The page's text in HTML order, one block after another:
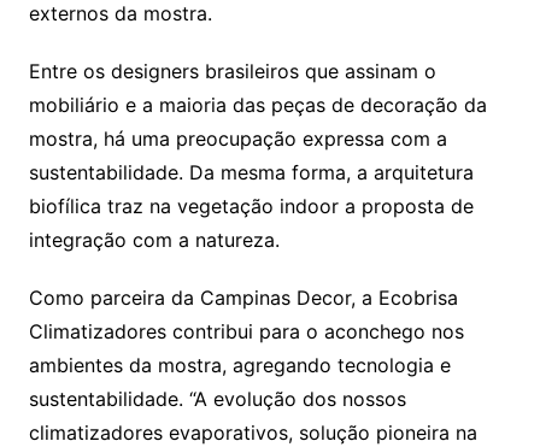
externos da mostra.
Entre os designers brasileiros que assinam o
mobiliário e a maioria das peças de decoração da
mostra, há uma preocupação expressa com a
sustentabilidade. Da mesma forma, a arquitetura
biofílica traz na vegetação indoor a proposta de
integração com a natureza.
Como parceira da Campinas Decor, a Ecobrisa
Climatizadores contribui para o aconchego nos
ambientes da mostra, agregando tecnologia e
sustentabilidade. “A evolução dos nossos
climatizadores evaporativos, solução pioneira na